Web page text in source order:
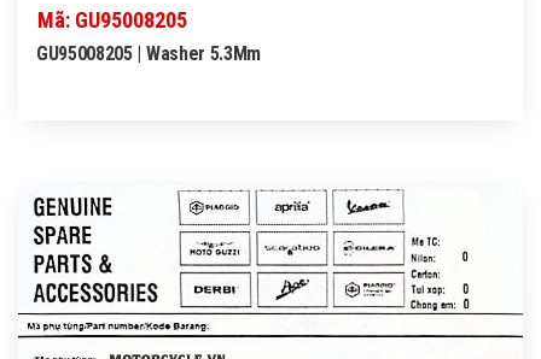
Mã: GU95008205
GU95008205 | Washer 5.3Mm